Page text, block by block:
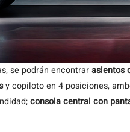
se podrán encontrarasientos
y copiloto en 4 posiciones,
consola central con